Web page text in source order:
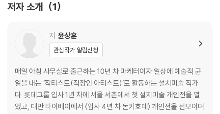
03 애매함을 1%의 특별함으로 고쳐 쓰는 법
능을 사람들이 좋아하게 만드는 법
04 드레스업! 애매한 재능 활용법
체화: 확실하게 내 것으로 만들기 | 지방대 휴학생이 여행한다니 대기업에
서 천만 원을 줬다 | 애매한 재능으로 군대에서 특허 출원
Part 3. 각오 없이 시작하고, 노력 없이 유지하도록
저자 소개 1
저 윤상훈
관심작가 알림신청
매일 아침 사무실로 출근하는 10년 차 마케터이자 일상에 예술적 균
열을 내는 ‘직티스트(직장인 아티스트)’로 활동하는 설치미술 작가
다. 롯데그룹 입사 1년 차에 서울 서촌에서 첫 설치미술 개인전을 열
었고, 대만 타이베이에서 〈입사 4년 차 돈키호테〉 개인전을 선보이며